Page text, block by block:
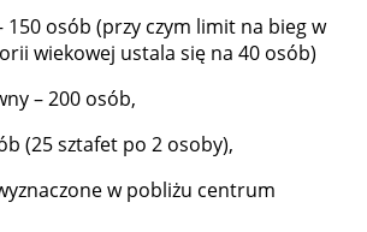
150 osób (przy czym limit na bieg w
wiekowej ustala się na 40 osób)
– 200 osób,
(25 sztafet po 2 osoby),
w pobliżu centrum